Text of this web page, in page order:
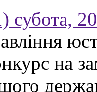
на